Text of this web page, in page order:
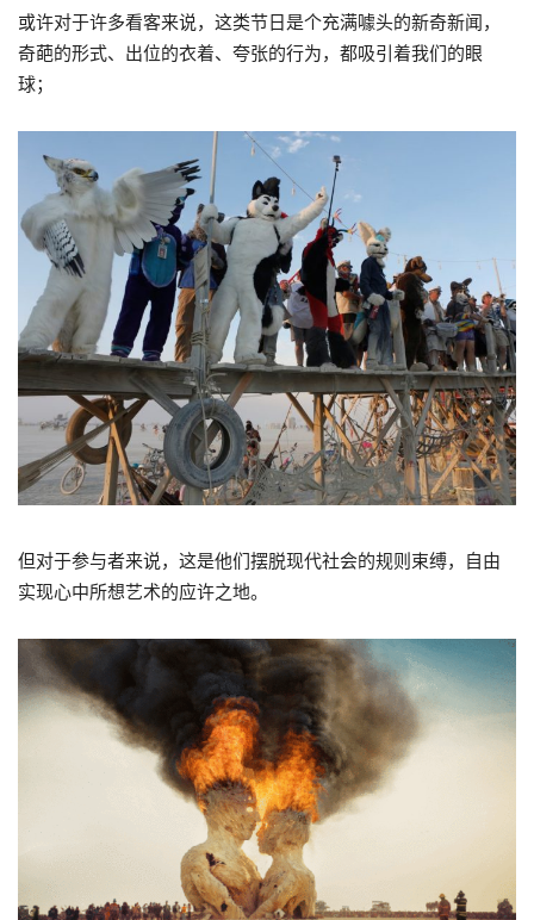
或许对于许多看客来说，这类节日是个充满噱头的新奇新闻，
奇葩的形式、出位的衣着、夸张的行为，都吸引着我们的眼
球；
但对于参与者来说，这是他们摆脱现代社会的规则束缚，自由
实现心中所想艺术的应许之地。